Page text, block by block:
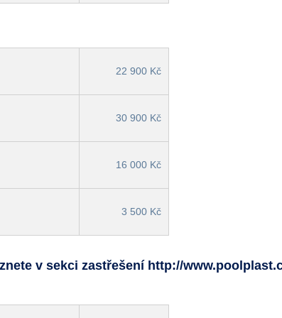
22 900 Kč
30 900 Kč
16 000 Kč
3 500 Kč
v sekci zastřešení http://